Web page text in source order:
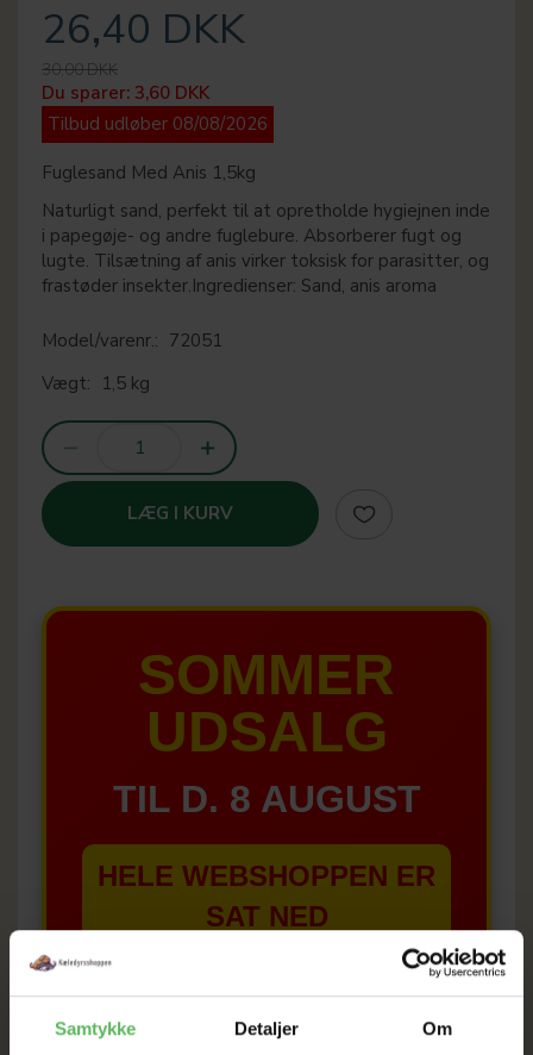
Samtykke Detaljer Om
26,40 DKK
30,00 DKK
Du sparer: 3,60 DKK
Tilbud udløber 08/08/2026
Fuglesand Med Anis 1,5kg
Naturligt sand, perfekt til at opretholde hygiejnen inde
i papegøje- og andre fuglebure. Absorberer fugt og
lugte. Tilsætning af anis virker toksisk for parasitter, og
frastøder insekter.Ingredienser: Sand, anis aroma
Model/varenr.: 72051
Vægt: 1,5 kg
LÆG I KURV
SOMMER
UDSALG
TIL D. 8 AUGUST
HELE WEBSHOPPEN ER
SAT NED